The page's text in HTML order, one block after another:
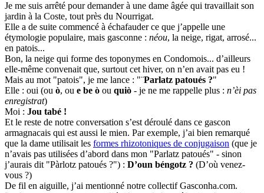
Je me suis arrêté pour demander à une dame âgée qui travaillait son
jardin à la Coste, tout près du Nourrigat.
Elle a de suite commencé à échafauder ce que j’appelle une
étymologie populaire, mais gasconne : néou, la neige, rigat, arrosé...
en patois...
Bon, la neige qui forme des toponymes en Condomois... d’ailleurs
elle-même convenait que, surtout cet hiver, on n’en avait pas eu !
Mais au mot "patois", je me lance : "¨Parlatz patoués ?"
Elle : oui (ou ò, ou e be ò ou quiò - je ne me rappelle plus : n’èi pas
enregistrat)
Moi : Jou tabé !
Et le reste de notre conversation s’est déroulé dans ce gascon
armagnacais qui est aussi le mien. Par exemple, j’ai bien remarqué
que la dame utilisait les formes rhizotoniques de conjugaison (que je
n’avais pas utilisées d’abord dans mon "Parlatz patoués" - sinon
j’aurais dit "Pàrlotz patoués ?") : D’oun béngotz ? (D’où venez-
vous ?)
De fil en aiguille, j’ai mentionné notre collectif Gasconha.com.